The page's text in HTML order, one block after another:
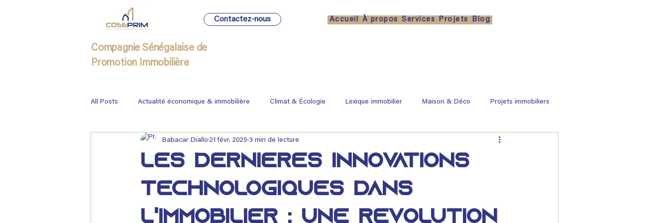
Compagnie Sénégalaise de
Promotion Immobilière
Contactez-nous Accueil À propos Services Projets Blog
All Posts Actualité économique & immobilière Climat & Écologie Lexique immobilier Maison & Déco Projets immobiliers
Immobilier
Les dernières innovations
technologiques dans
l'immobilier : Une révolution
Babacar Diallo 21 févr. 2025 3 min de lecture